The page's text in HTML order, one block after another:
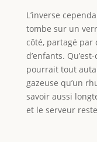
L’inverse
tombe sur un
côté, partagé par
d’enfants.
pourrait tout
gazeuse qu’un
savoir aussi
et le serveur